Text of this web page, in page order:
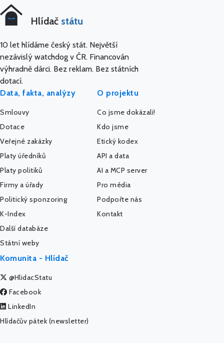
Hlídač státu
10 let hlídáme český stát. Největší
nezávislý watchdog v ČR. Financován
výhradně dárci. Bez reklam. Bez státních
dotací.
Data, fakta, analýzy
Smlouvy
Dotace
Veřejné zakázky
Platy úředníků
Platy politiků
Firmy a úřady
Politický sponzoring
K-Index
Další databáze
Státní weby
O projektu
Co jsme dokázali!
Kdo jsme
Etický kodex
API a data
AI a MCP server
Pro média
Podpořte nás
Kontakt
Komunita - Hlídač
@HlidacStatu
Facebook
LinkedIn
Hlídačův pátek (newsletter)